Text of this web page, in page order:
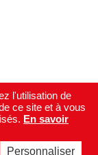
l'utilisation de
ce site et à vous
En savoir
Personnaliser